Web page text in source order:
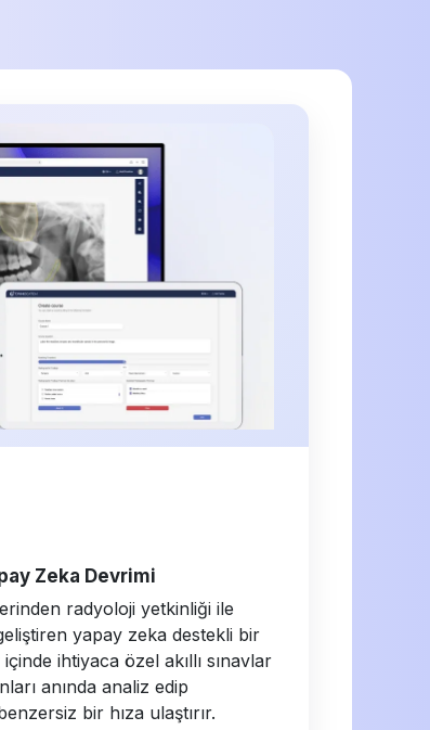
Zeka Devrimi
radyoloji yetkinliği ile
yapay zeka destekli bir
ihtiyaca özel akıllı sınavlar
anında analiz edip
bir hıza ulaştırır.